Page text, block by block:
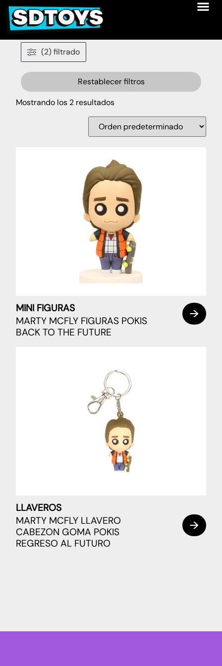
(2) filtrado
Restablecer filtros
Mostrando los 2 resultados
MINI FIGURAS
MARTY MCFLY FIGURAS POKIS
BACK TO THE FUTURE
LLAVEROS
MARTY MCFLY LLAVERO
CABEZON GOMA POKIS
REGRESO AL FUTURO